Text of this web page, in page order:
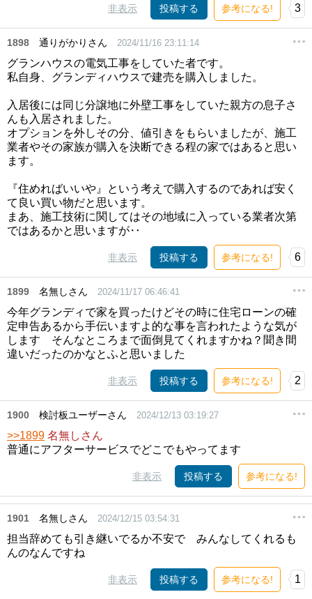
非表示 投稿する 参考になる! 3
1898 通りがかりさん 2024/11/16 23:11:14
グランハウスの電気工事をしていた者です。
私自身、グランディハウスで建売を購入しました。
入居後には同じ分譲地に外壁工事をしていた親方の息子さ
んも入居されました。
オプションを外しその分、値引きをもらいましたが、施工
業者やその家族が購入を決断できる程の家ではあると思い
ます。
『住めればいいや』という考えで購入するのであれば安く
て良い買い物だと思います。
まあ、施工技術に関してはその地域に入っている業者次第
ではあるかと思いますが‥
非表示 投稿する 参考になる! 6
1899 名無しさん 2024/11/17 06:46:41
今年グランディで家を買ったけどその時に住宅ローンの確
定申告あるから手伝いますよ的な事を言われたような気が
します そんなところまで面倒見てくれますかね？聞き間
違いだったのかなとふと思いました
非表示 投稿する 参考になる! 2
1900 検討板ユーザーさん 2024/12/13 03:19:27
>>1899 名無しさん
普通にアフターサービスでどこでもやってます
非表示 投稿する 参考になる!
1901 名無しさん 2024/12/15 03:54:31
担当辞めても引き継いでるか不安で みんなしてくれるも
んのなんですね
非表示 投稿する 参考になる! 1